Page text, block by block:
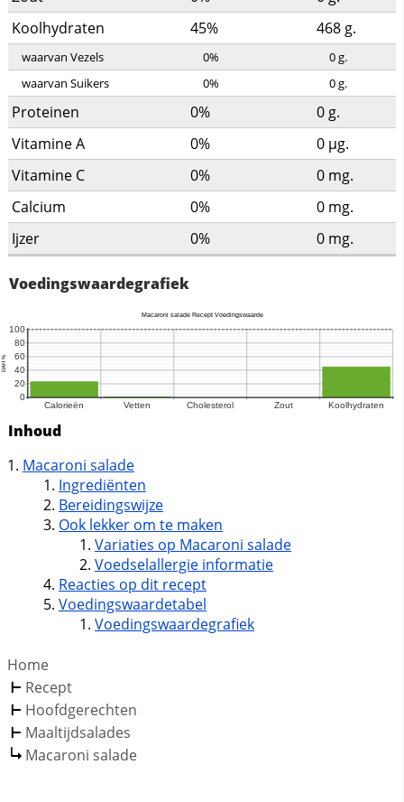
Koolhydraten
45% 468 g.
waarvan Vezels 0% 0g.
waarvan Suikers
0% 0g.
Proteinen 0% 0 g.
Vitamine A
0% 0 µg.
Vitamine C
0% 0 mg.
Calcium
0% 0 mg.
Ijzer
0% 0 mg.
Voedingswaardegrafiek
Inhoud
Macaroni salade
Ingrediënten
Bereidingswijze
Ook lekker om te maken
Variaties op Macaroni salade
Voedselallergie informatie
Reacties op dit recept
Voedingswaardetabel
Voedingswaardegrafiek
Home
Recept
Hoofdgerechten
Maaltijdsalades
Macaroni salade